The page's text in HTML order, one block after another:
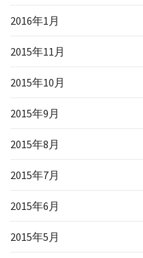
2016年1月
2015年11月
2015年10月
2015年9月
2015年8月
2015年7月
2015年6月
2015年5月